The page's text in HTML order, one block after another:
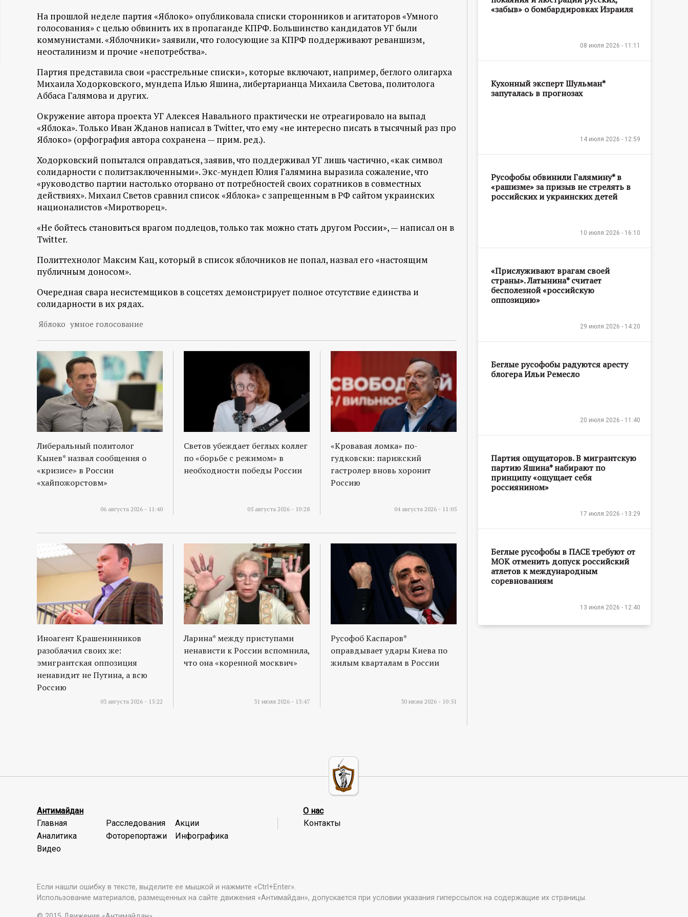
ц
и
о
н
н
ы
й
п
о
р
т
а
л
На прошлой неделе партия «Яблоко» опубликовала списки сторонников и агитаторов «Умного
голосования» с целью обвинить их в пропаганде КПРФ. Большинство кандидатов УГ были
коммунистами. «Яблочники» заявили, что голосующие за КПРФ поддерживают реваншизм,
неосталинизм и прочие «непотребства».
Партия представила свои «расстрельные списки», которые включают, например, беглого олигарха
Михаила Ходорковского, мундепа Илью Яшина, либертарианца Михаила Светова, политолога
Аббаса Галямова и других.
Окружение автора проекта УГ Алексея Навального практически не отреагировало на выпад
«Яблока». Только Иван Жданов написал в Twitter, что ему «не интересно писать в тысячный раз про
Яблоко» (орфография автора сохранена — прим. ред.).
Ходорковский попытался оправдаться, заявив, что поддерживал УГ лишь частично, «как символ
солидарности с политзаключенными». Экс-мундеп Юлия Галямина выразила сожаление, что
«руководство партии настолько оторвано от потребностей своих соратников в совместных
действиях». Михаил Светов сравнил список «Яблока» с запрещенным в РФ сайтом украинских
националистов «Миротворец».
«Не бойтесь становиться врагом подлецов, только так можно стать другом России», — написал он в
Twitter.
Политтехнолог Максим Кац, который в список яблочников не попал, назвал его «настоящим
публичным доносом».
Очередная свара несистемщиков в соцсетях демонстрирует полное отсутствие единства и
солидарности в их рядах.
Яблоко умное голосование
Либеральный политолог
Кынев* назвал сообщения о
«кризисе» в России
«хайпожорстовм»
06 августа 2026 - 11:40
Светов убеждает беглых коллег
по «борьбе с режимом» в
необходиости победы России
05 августа 2026 - 10:28
«Кровавая ломка» по-
гудковски: парижский
гастролер вновь хоронит
Россию
04 августа 2026 - 11:05
Иноагент Крашенинников
разоблачил своих же:
эмигрантская оппозиция
ненавидит не Путина, а всю
Россию
03 августа 2026 - 15:22
Ларина* между приступами
ненависти к России вспомнила,
что она «коренной москвич»
31 июля 2026 - 13:47
Русофоб Каспаров*
оправдывает удары Киева по
жилым кварталам в России
30 июля 2026 - 10:51
«забыв» о бомбардировках Израиля
08 июля 2026 - 11:11
Кухонный эксперт Шульман*
запуталась в прогнозах
14 июля 2026 - 12:59
Русофобы обвинили Галямину* в
«рашизме» за призыв не стрелять в
российских и украинских детей
10 июля 2026 - 16:10
«Прислуживают врагам своей
страны». Латынина* считает
бесполезной «российскую
оппозицию»
29 июля 2026 - 14:20
Беглые русофобы радуются аресту
блогера Ильи Ремесло
20 июля 2026 - 11:40
Партия ощущаторов. В мигрантскую
партию Яшина* набирают по
принципу «ощущает себя
россиянином»
17 июля 2026 - 13:29
Беглые русофобы в ПАСЕ требуют от
МОК отменить допуск российский
атлетов к международным
соревнованиям
13 июля 2026 - 12:40
Антимайдан
Главная
Расследования
Акции
Аналитика
Фоторепортажи
Инфографика
Видео
О нас
Контакты
Если нашли ошибку в тексте, выделите ее мышкой и нажмите «Ctrl+Enter».
Использование материалов, размещенных на сайте движения «Антимайдан», допускается при условии указания гиперссылок на содержащие их страницы.